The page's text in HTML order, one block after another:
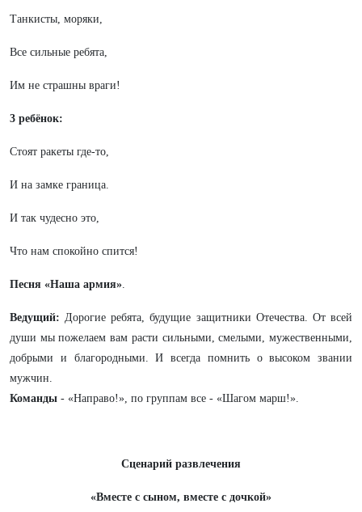
Танкисты, моряки,
Все сильные ребята,
Им не страшны враги!
3 ребёнок:
Стоят ракеты где-то,
И на замке граница.
И так чудесно это,
Что нам спокойно спится!
Песня «Наша армия».
Ведущий: Дорогие ребята, будущие защитники Отечества. От всей
души мы пожелаем вам расти сильными, смелыми, мужественными,
добрыми и благородными. И всегда помнить о высоком звании
мужчин.
Команды - «Направо!», по группам все - «Шагом марш!».
Сценарий развлечения
«Вместе с сыном, вместе с дочкой»